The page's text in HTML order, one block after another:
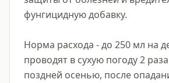
фунгицидную добавку.
Норма расхода - до 250 мл на
проводят в сухую погоду 2
поздней осенью, после